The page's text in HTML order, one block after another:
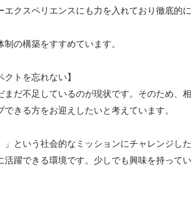
クスペリエンスにも力を入れており徹底的
の構築をすすめています。
クトを忘れない】
だ不足しているのが現状です。そのため、
きる方をお迎えしたいと考えています。
という社会的なミッションにチャレンジし
躍できる環境です。少しでも興味を持って